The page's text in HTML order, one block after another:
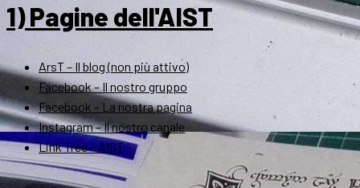
1) Pagine dell'AIST
ArsT – Il blog (non più attivo)
Facebook – Il nostro gruppo
Facebook – La nostra pagina
Instagram – Il nostro canale
Link Tree – AIST